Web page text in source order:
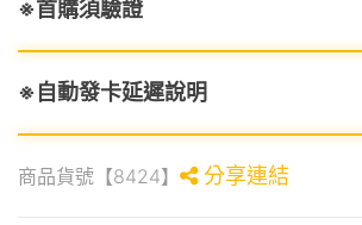
※首購須驗證
※自動發卡延遲說明
商品貨號【8424】 分享連結